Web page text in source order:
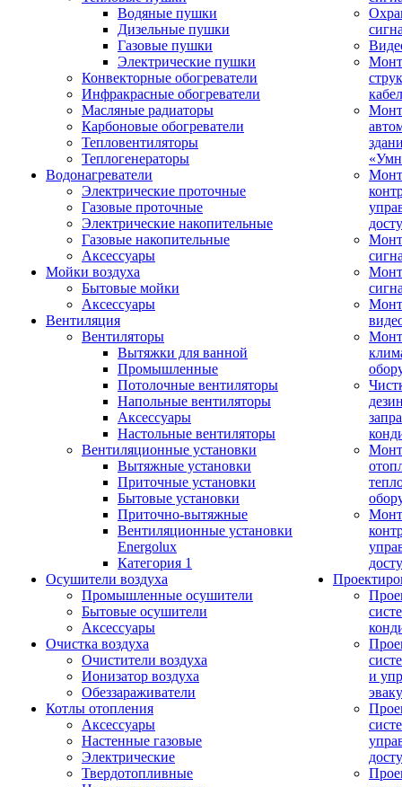
Водяные пушки
Дизельные пушки
Газовые пушки
Электрические пушки
Конвекторные обогреватели
Инфракрасные обогреватели
Масляные радиаторы
Карбоновые обогреватели
Тепловентиляторы
Теплогенераторы
Водонагреватели
Электрические проточные
Газовые проточные
Электрические накопительные
Газовые накопительные
Аксессуары
Мойки воздуха
Бытовые мойки
Аксессуары
Вентиляция
Вентиляторы
Вытяжки для ванной
Промышленные
Потолочные вентиляторы
Напольные вентиляторы
Аксессуары
Настольные вентиляторы
Вентиляционные установки
Вытяжные установки
Приточные установки
Бытовые установки
Приточно-вытяжные
Вентиляционные установки
Energolux
Категория 1
Осушители воздуха
Промышленные осушители
Бытовые осушители
Аксессуары
Очистка воздуха
Очистители воздуха
Ионизатор воздуха
Обеззараживатели
Котлы отопления
Аксессуары
Настенные газовые
Электрические
Твердотопливные
и